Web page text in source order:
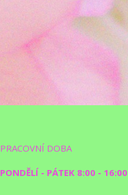
PRACOVNÍ DOBA
PONDĚLÍ - PÁTEK 8:00 - 16:00